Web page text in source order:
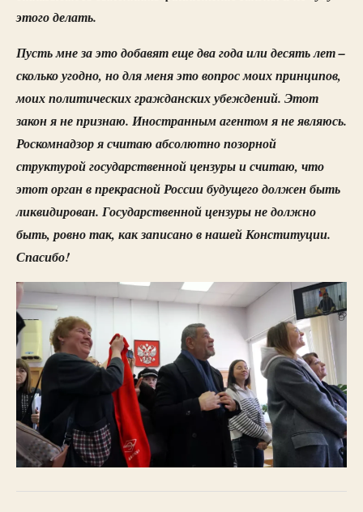
этого делать.
Пусть мне за это добавят еще два года или десять лет –
сколько угодно, но для меня это вопрос моих принципов,
моих политических гражданских убеждений. Этот
закон я не признаю. Иностранным агентом я не являюсь.
Роскомнадзор я считаю абсолютно позорной
структурой государственной цензуры и считаю, что
этот орган в прекрасной России будущего должен быть
ликвидирован. Государственной цензуры не должно
быть, ровно так, как записано в нашей Конституции.
Спасибо!